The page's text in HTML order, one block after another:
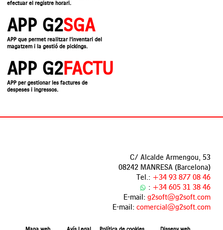
efectuar el registre horari.
APP G2SGA
APP que permet realitzar l'inventari del
magatzem i la gestió de pickings.
APP G2FACTU
APP per gestionar les factures de
despeses i ingressos.
C/ Alcalde Armengou, 53
08242 MANRESA (Barcelona)
Tel.: +34 93 877 08 46
: +34 605 31 38 46
E-mail:g2soft@g2soft.com
E-mail:comercial@g2soft.com